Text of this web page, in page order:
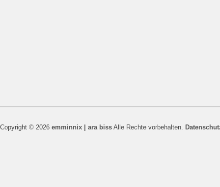
Copyright © 2026 emminnix | ara biss Alle Rechte vorbehalten.